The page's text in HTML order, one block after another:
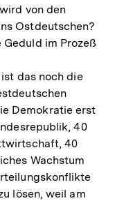
von den
Ostdeutschen?
im Prozeß
das noch die
Demokratie erst
40
40
Wachstum
lösen, weil am